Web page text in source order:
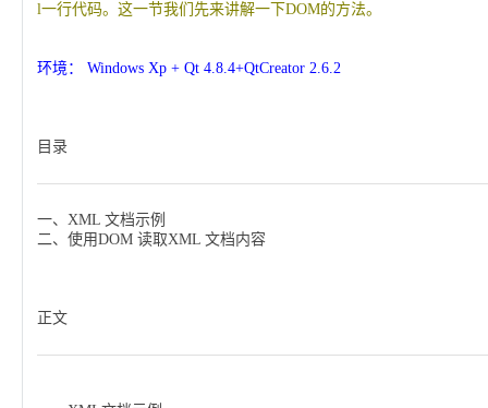
l一行代码。这一节我们先来讲解一下DOM的方法。
环境： Windows Xp + Qt 4.8.4+QtCreator 2.6.2
目录
一、 XML 文档示例
二、使用DOM 读取XML 文档内容
正文